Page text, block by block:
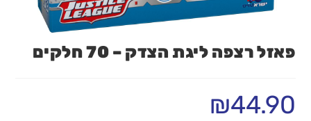
פאזל רצפה ליגת הצדק – 70 חלקים
₪44.90